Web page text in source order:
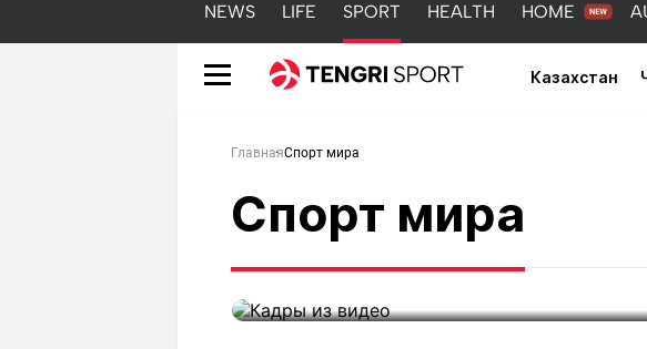
NEWS LIFE SPORT HEALTH HOME
Казахстан
Новости
Красиво
ГлавнаяСпорт мира
Спорт мира
Мастер боевых искусств
невероятный рекорд